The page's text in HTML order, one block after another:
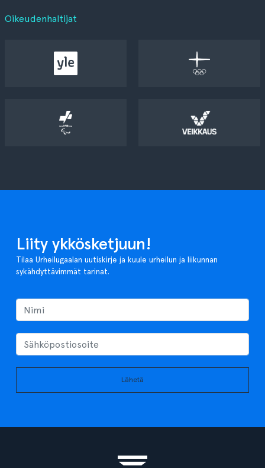
Oikeudenhaltijat
Liity ykkösketjuun!
Tilaa Urheilugaalan uutiskirje ja kuule urheilun ja liikunnan
sykähdyttävimmät tarinat.
Lähetä